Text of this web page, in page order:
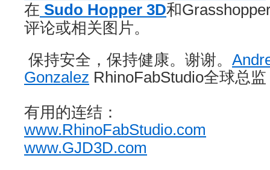
在 Sudo Hopper 3D和
评论或相关图片。
保持安全，保持健康。谢谢。
Gonzalez RhinoFabStudio全球总
有用的连结：
www.RhinoFabStudio.com
www.GJD3D.com